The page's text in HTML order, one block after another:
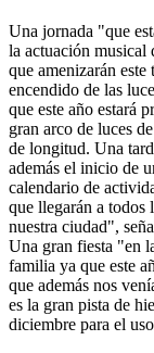
Una jornada "que
la actuación musical
que amenizarán este
encendido de las
que este año estará
gran arco de luces
de longitud. Una
además el inicio de
calendario de
que llegarán a todos
nuestra ciudad",
Una gran fiesta "en
familia ya que este
que además nos
es la gran pista de
diciembre para el